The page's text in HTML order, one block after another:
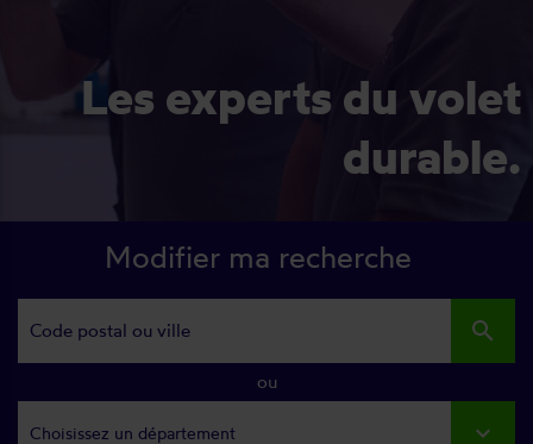
Les experts du volet
durable.
Modifier ma recherche
search
ou
Choisissez un département